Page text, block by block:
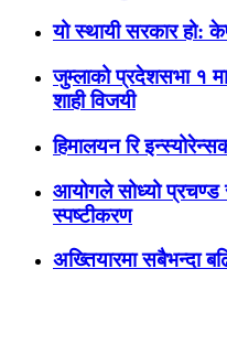
यो स्थायी सरकार हो:
जुम्लाको प्रदेशसभा १
शाही विजयी
हिमालयन रि
आयोगले सोध्यो
स्पष्टीकरण
अख्तियारमा सबैभन्दा